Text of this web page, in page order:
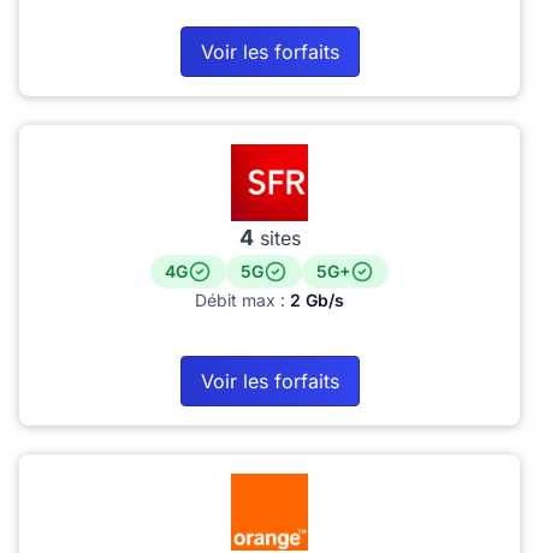
Voir les forfaits
4sites
4G 5G
5G+
Débit max : 2 Gb/s
Voir les forfaits